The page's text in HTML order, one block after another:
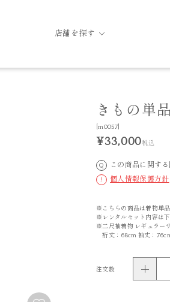
FURISODE
店舗を探す
きもの単
[m0057]
¥33,000税込
Q この商品に関す
! 個人情報保護方針
※こちらの商品は着物単品
※レンタルセット内容は
※二尺袖着物 レギュラー
裄丈：68cm 袖丈：
注文数